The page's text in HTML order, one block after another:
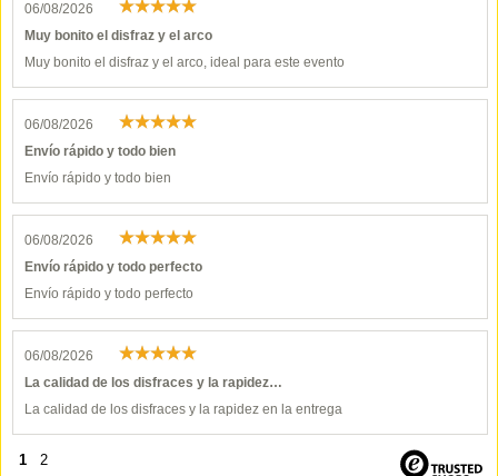
06/08/2026
Muy bonito el disfraz y el arco
Muy bonito el disfraz y el arco, ideal para este evento
06/08/2026
Envío rápido y todo bien
Envío rápido y todo bien
06/08/2026
Envío rápido y todo perfecto
Envío rápido y todo perfecto
06/08/2026
La calidad de los disfraces y la rapidez…
La calidad de los disfraces y la rapidez en la entrega
1 2